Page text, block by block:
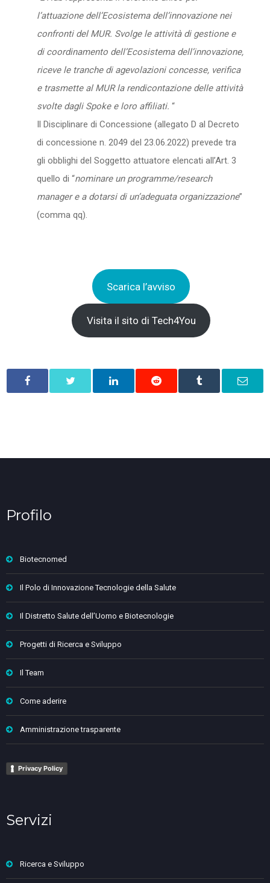
l’attuazione dell’Ecosistema dell’innovazione nei
confronti del MUR. Svolge le attività di gestione e
di coordinamento dell’Ecosistema dell’innovazione,
riceve le tranche di agevolazioni concesse, verifica
e trasmette al MUR la rendicontazione delle attività
svolte dagli Spoke e loro affiliati.“
Il Disciplinare di Concessione (allegato D al Decreto
di concessione n. 2049 del 23.06.2022) prevede tra
gli obblighi del Soggetto attuatore elencati all’Art. 3
quello di “nominare un programme/research
manager e a dotarsi di un’adeguata organizzazione”
(comma qq).
Scarica l’avviso
Visita il sito di Tech4You
Profilo
Biotecnomed
Il Polo di Innovazione Tecnologie della Salute
Il Distretto Salute dell’Uomo e Biotecnologie
Progetti di Ricerca e Sviluppo
Il Team
Come aderire
Amministrazione trasparente
Privacy Policy
Servizi
Ricerca e Sviluppo